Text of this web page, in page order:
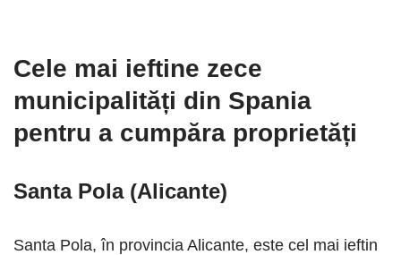
Cele mai ieftine zece
municipalități din Spania
pentru a cumpăra proprietăți
Santa Pola (Alicante)
Santa Pola, în provincia Alicante, este cel mai ieftin